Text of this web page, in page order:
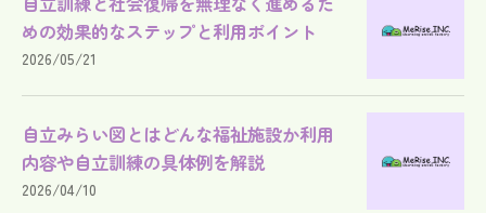
めの効果的なステップと利用ポイント
2026/05/21
自立みらい図とはどんな福祉施設か利用
内容や自立訓練の具体例を解説
2026/04/10